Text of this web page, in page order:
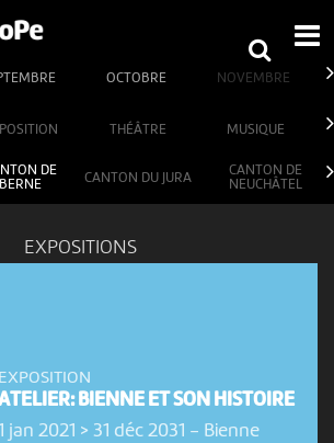
OCTOBRE NOVEMBRE
THÉÂTRE MUSIQUE
DE
BERNE
CANTON DU JURA
CANTON DE
NEUCHÂTEL
EXPOSITIONS
EXPOSITION
BIENNE ET SON HISTOIRE
jan 2021 > 31 déc 2031 - Bienne